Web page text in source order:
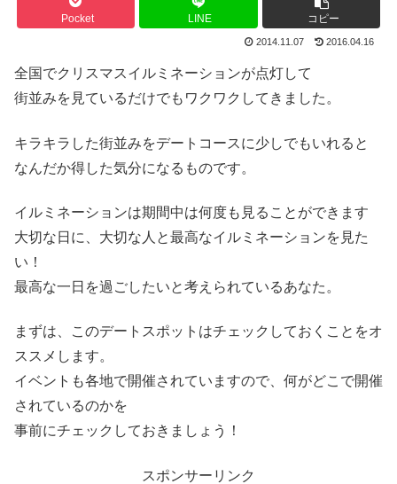
Pocket LINE コピー
2014.11.07 2016.04.16
全国でクリスマスイルミネーションが点灯して
街並みを見ているだけでもワクワクしてきました。
キラキラした街並みをデートコースに少しでもいれると
なんだか得した気分になるものです。
イルミネーションは期間中は何度も見ることができます
大切な日に、大切な人と最高なイルミネーションを見た
い！
最高な一日を過ごしたいと考えられているあなた。
まずは、このデートスポットはチェックしておくことをオ
ススメします。
イベントも各地で開催されていますので、何がどこで開催
されているのかを
事前にチェックしておきましょう！
スポンサーリンク